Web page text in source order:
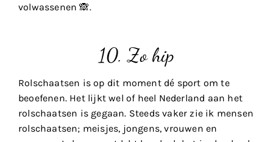
volwassenen 🙈.
10. Zo hip
Rolschaatsen is op dit moment dé sport om te
beoefenen. Het lijkt wel of heel Nederland aan het
rolschaatsen is gegaan. Steeds vaker zie ik mensen
rolschaatsen; meisjes, jongens, vrouwen en